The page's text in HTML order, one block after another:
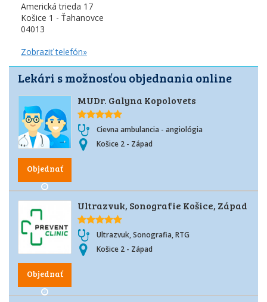
Americká trieda 17
Košice 1 - Ťahanovce
04013
Zobraziť telefón»
Lekári s možnosťou objednania online
Objednať
MUDr. Galyna Kopolovets
Cievna ambulancia - angiológia
Košice 2 - Západ
Objednať
Ultrazvuk, Sonografie Košice, Západ
Ultrazvuk, Sonografia, RTG
Košice 2 - Západ